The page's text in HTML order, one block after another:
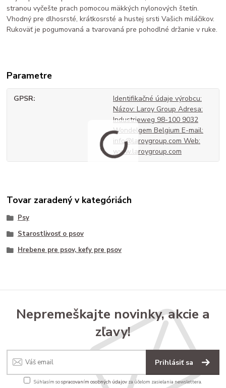
stranou vyčešte prach pomocou mäkkých nylonových štetín.
Vhodný pre dlhosrsté, krátkosrsté a hustej srsti Vašich miláčikov.
Rukoväť je pogumovaná a tvarovaná pre pohodlné držanie v ruke.
Parametre
GPSR
Identifikačné údaje výrobcu:
Názov: Laroy Group Adresa:
Industrieweg 98-100 9032
Wondelgem Belgium E-mail:
info@laroygroup.com Web:
www.laroygroup.com
Tovar zaradený v kategóriách
Psy
Starostlivosť o psov
Hrebene pre psov, kefy pre psov
Nepremeškajte novinky, akcie a
zľavy!
Prihlásiť sa
Súhlasím sospracovaním osobných údajov za účelom zasielania newslettera.